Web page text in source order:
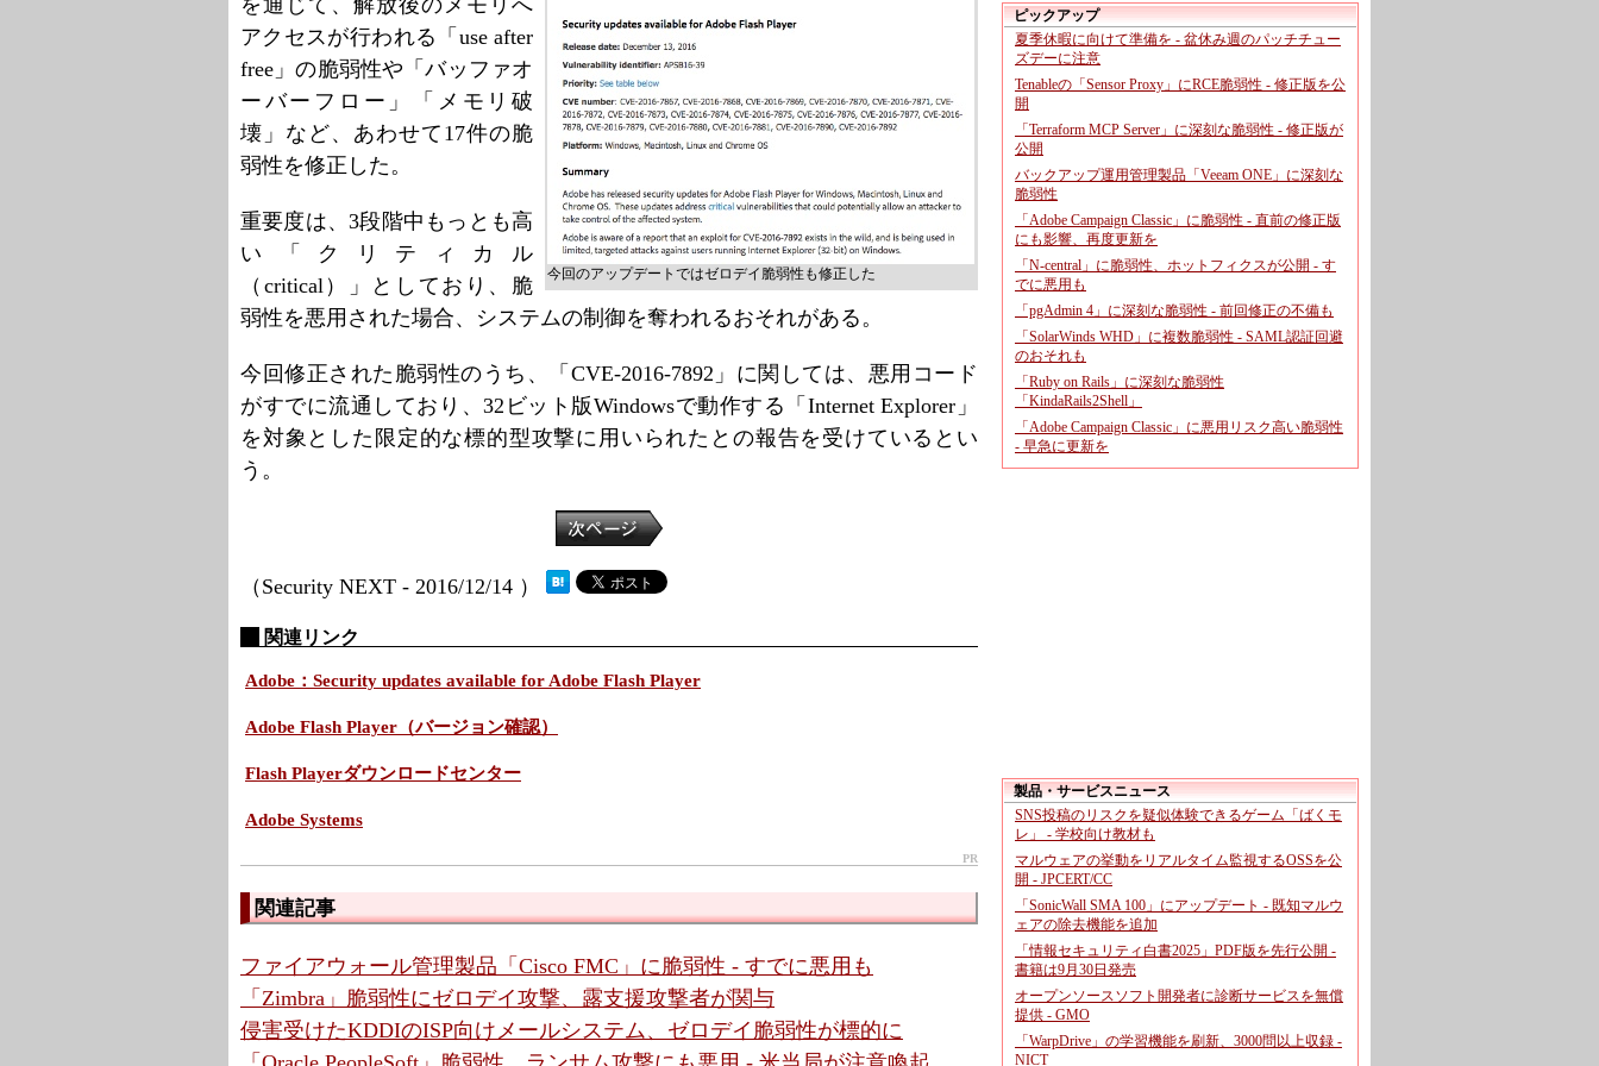
今回のアップデートではゼロデイ脆弱性も修正した
を通じて、解放後のメモリへ
アクセスが行われる「use after
free」の脆弱性や「バッファオ
ーバーフロー」「メモリ破
壊」など、あわせて17件の脆
弱性を修正した。
重要度は、3段階中もっとも高
い「クリティカル
（critical）」としており、脆
弱性を悪用された場合、システムの制御を奪われるおそれがある。
今回修正された脆弱性のうち、「CVE-2016-7892」に関しては、悪用コード
がすでに流通しており、32ビット版Windowsで動作する「Internet Explorer」
を対象とした限定的な標的型攻撃に用いられたとの報告を受けているとい
う。
（Security NEXT - 2016/12/14 ）
関連リンク
Adobe：Security updates available for Adobe Flash Player
Adobe Flash Player（バージョン確認）
Flash Playerダウンロードセンター
Adobe Systems
PR
関連記事
ファイアウォール管理製品「Cisco FMC」に脆弱性 - すでに悪用も
「Zimbra」脆弱性にゼロデイ攻撃、露支援攻撃者が関与
侵害受けたKDDIのISP向けメールシステム、ゼロデイ脆弱性が標的に
ピックアップ
夏季休暇に向けて準備を - 盆休み週のパッチチュー
ズデーに注意
Tenableの「Sensor Proxy」にRCE脆弱性 - 修正版を公
開
「Terraform MCP Server」に深刻な脆弱性 - 修正版が
公開
バックアップ運用管理製品「Veeam ONE」に深刻な
脆弱性
「Adobe Campaign Classic」に脆弱性 - 直前の修正版
にも影響、再度更新を
「N-central」に脆弱性、ホットフィクスが公開 - す
でに悪用も
「pgAdmin 4」に深刻な脆弱性 - 前回修正の不備も
「SolarWinds WHD」に複数脆弱性 - SAML認証回避
のおそれも
「Ruby on Rails」に深刻な脆弱性
「KindaRails2Shell」
「Adobe Campaign Classic」に悪用リスク高い脆弱性
- 早急に更新を
製品・サービスニュース
SNS投稿のリスクを疑似体験できるゲーム「ばくモ
レ」 - 学校向け教材も
マルウェアの挙動をリアルタイム監視するOSSを公
開 - JPCERT/CC
「SonicWall SMA 100」にアップデート - 既知マルウ
ェアの除去機能を追加
「情報セキュリティ白書2025」PDF版を先行公開 -
書籍は9月30日発売
オープンソースソフト開発者に診断サービスを無償
提供 - GMO
「WarpDrive」の学習機能を刷新、3000問以上収録 -
NICT